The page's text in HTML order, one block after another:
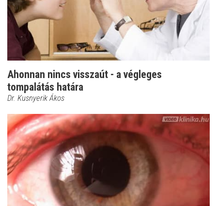
Ahonnan nincs visszaút - a végleges
tompalátás határa
Dr. Kusnyerik Ákos